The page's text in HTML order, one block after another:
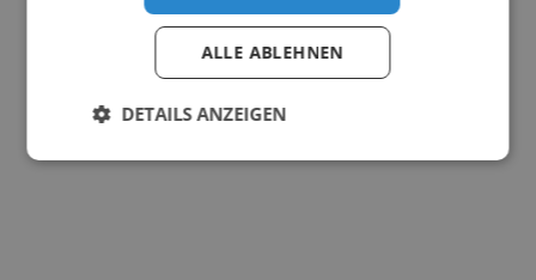
ALLE ABLEHNEN
DETAILS ANZEIGEN